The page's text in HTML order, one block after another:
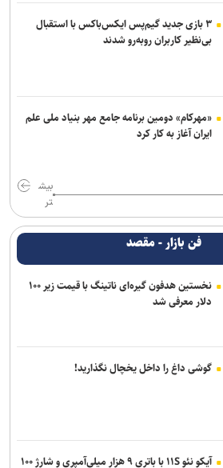
۳ بازی جدید گیم‌پس ایکس‌باکس با استقبال
بی‌نظیر کاربران روبه‌رو شدند
«مهرکام» دومین برنامه جامع مهر بنیاد ملی علم
ایران آغاز به کار کرد
بیش
تر
فن بازار - مقصد
نخستین هدفون گیره‌ای ناتینگ با قیمت زیر ۱۰۰
دلار معرفی شد
گوشی داغ را داخل یخچال نگذارید!
آیکو نئو ۱۱S با باتری ۹ هزار میلی‌آمپری و شارژ ۱۰۰